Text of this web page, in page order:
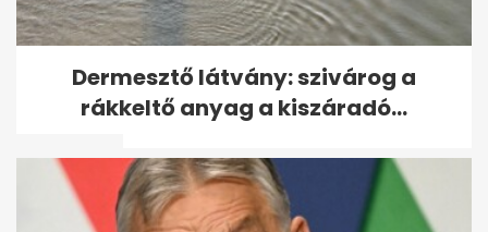
Ötöslottó: elvitték minden idők
legnagyobb főnyereményét -
A...
Dermesztő látvány: szivárog a
rákkeltő anyag a kiszáradó...